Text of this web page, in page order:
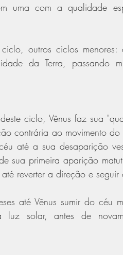
uma com a qualidade
outros ciclos
da Terra,
ciclo, Vênus faz sua
contrária ao movimento
até a sua desaparição
sua primeira aparição
reverter a direção e
até Vênus sumir do
luz solar, antes de